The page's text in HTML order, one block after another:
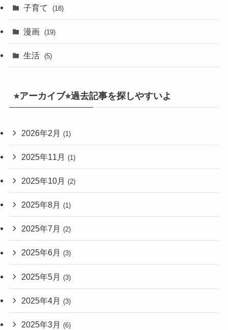
子育て (18)
漫画 (19)
生活 (5)
⭐︎アーカイブ⭐︎過去記事を探しやすいよ
2026年2月 (1)
2025年11月 (1)
2025年10月 (2)
2025年8月 (1)
2025年7月 (2)
2025年6月 (3)
2025年5月 (3)
2025年4月 (3)
2025年3月 (6)